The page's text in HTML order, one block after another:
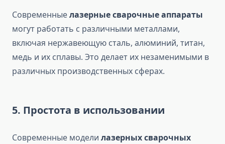
Современныелазерные сварочные аппараты
могут работать с различными металлами,
включая нержавеющую сталь, алюминий, титан,
медь и их сплавы. Это делает их незаменимыми в
различных производственных сферах.
5. Простота в использовании
Современные модели лазерных сварочных